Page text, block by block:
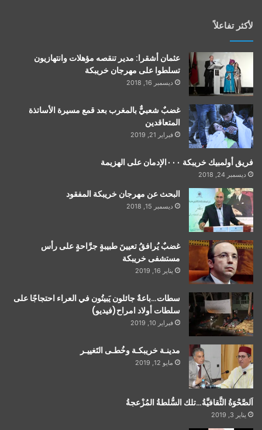
لأكثر تفاعلاً
عثمان أشقرا: مدير تنقصه مؤهلات وانتهازيون
تسلطوا على مهرجان خريبكة
ديسمبر 16, 2018
غضبٌ شعبيٌّ بالمغرب بعد قمع مسيرة الأساتذة
المتعاقدين
فبراير 21, 2019
فريق أولمبيك خريبكة ٠٠٠الإدمان على الهزيمة
ديسمبر 24, 2018
البحث عن مهرجان خريبكة المفقود
ديسمبر 15, 2018
غضبٌ يُرافقُ تعيينَ طبيبةٍ جرَّاحةٍ على رأس
مستشفى خريبكة
يناير 16, 2019
سطات…باعةٌ جائلون يَبيتُون في العراء احتجاجًا على
سلطات أولاد امراح(فيديو)
فبراير 10, 2019
مدينـة خريبكـة وخُطـى التَغييـر
مايو 12, 2019
اَلصَّحْوَةُ الثَّقافيَّةُ…تلك السُّلطةُ المُزْعجةُ
يناير 3, 2019